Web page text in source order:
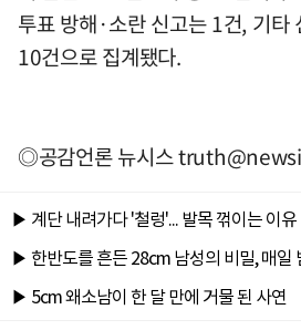
투표 방해·소란 신고는 1건, 기타
10건으로 집계됐다.
◎공감언론 뉴시스